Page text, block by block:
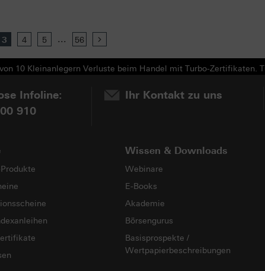
3 4 5 ... 56
10 Kleinanlegern Verluste beim Handel mit Turbo-
Infoline:
910
Ihr Kontakt zu uns
Wissen & Downloads
Webinare
E-Books
Akademie
Börsengurus
Basisprospekte /
Wertpapierbeschreibungen